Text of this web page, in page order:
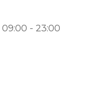
- 23:00